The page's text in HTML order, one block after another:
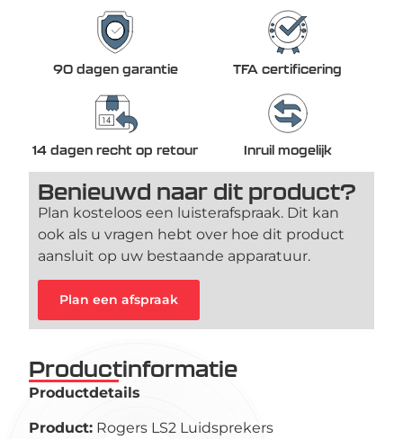
90 dagen garantie TFA certificering
14 dagen recht op retour Inruil mogelijk
Benieuwd naar dit product?
Plan kosteloos een luisterafspraak. Dit kan
ook als u vragen hebt over hoe dit product
aansluit op uw bestaande apparatuur.
Plan een afspraak
Productinformatie
Productdetails
Product: Rogers LS2 Luidsprekers